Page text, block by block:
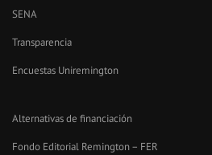
SENA
Transparencia
Encuestas Uniremington
Alternativas de financiación
Fondo Editorial Remington – FER